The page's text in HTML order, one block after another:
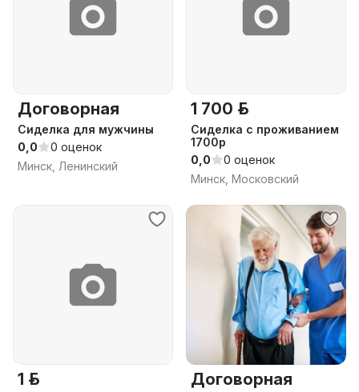
Договорная
Сиделка для мужчины
0,0
0 оценок
Минск, Ленинский
1 700 р.
Сиделка с проживанием
1700р
0,0
0 оценок
Минск, Московский
1 р. Договорная